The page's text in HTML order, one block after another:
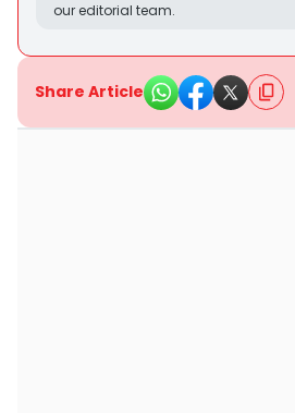
our editorial team.
Share Article